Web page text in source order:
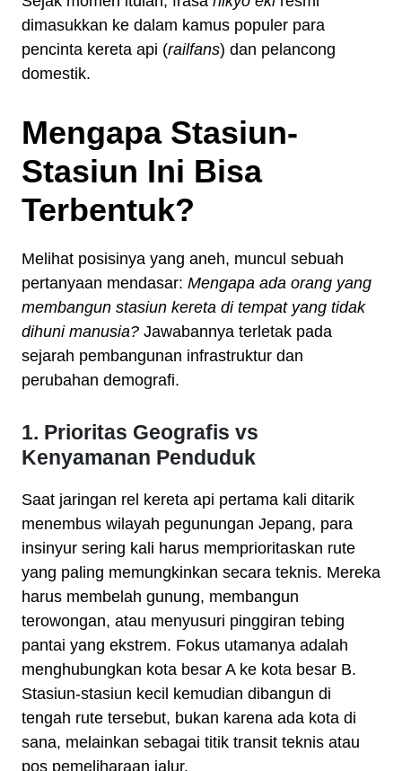
dimasukkan ke dalam kamus populer para
pencinta kereta api (railfans) dan pelancong
domestik.
Mengapa Stasiun-
Stasiun Ini Bisa
Terbentuk?
Melihat posisinya yang aneh, muncul sebuah
pertanyaan mendasar: Mengapa ada orang yang
membangun stasiun kereta di tempat yang tidak
dihuni manusia? Jawabannya terletak pada
sejarah pembangunan infrastruktur dan
perubahan demografi.
1. Prioritas Geografis vs
Kenyamanan Penduduk
Saat jaringan rel kereta api pertama kali ditarik
menembus wilayah pegunungan Jepang, para
insinyur sering kali harus memprioritaskan rute
yang paling memungkinkan secara teknis. Mereka
harus membelah gunung, membangun
terowongan, atau menyusuri pinggiran tebing
pantai yang ekstrem. Fokus utamanya adalah
menghubungkan kota besar A ke kota besar B.
Stasiun-stasiun kecil kemudian dibangun di
tengah rute tersebut, bukan karena ada kota di
sana, melainkan sebagai titik transit teknis atau
pos pemeliharaan jalur.